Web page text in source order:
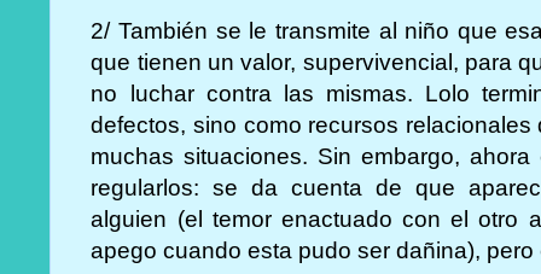
2/ También se le transmite al niño que
que tienen un valor, supervivencial, para
no luchar contra las mismas. Lolo
defectos, sino como recursos
muchas situaciones. Sin embargo,
regularlos: se da cuenta de que
alguien (el temor enactuado con el otro
apego cuando esta pudo ser dañina),